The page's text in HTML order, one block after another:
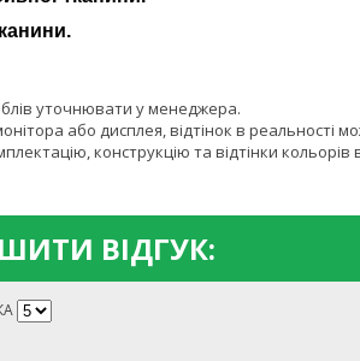
уточнювати у менеджера.
або дисплея, відтінок в реальності
конструкцію та відтінки
ВІДГУК: